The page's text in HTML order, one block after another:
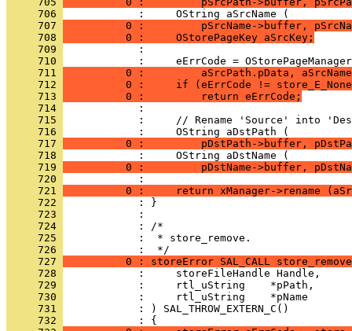
     706
     707
0 :         pSrcName->buffer,
     708
          0 :     OStorePageKey aSrcKey;
     709
     710
     711
0 :         aSrcPath.pData,
     712
0 :     if (eErrCode !=
     713
          0 :         return eErrCode;
     714
     715
     716
     717
0 :         pDstPath->buffer,
     718
     719
0 :         pDstName->buffer,
     720
     721
0 :     return xManager->rename
     722
     723
     724
     725
            :  * store_remove.
     726
     727
0 : storeError SAL_CALL
     728
     729
     730
     731
     732